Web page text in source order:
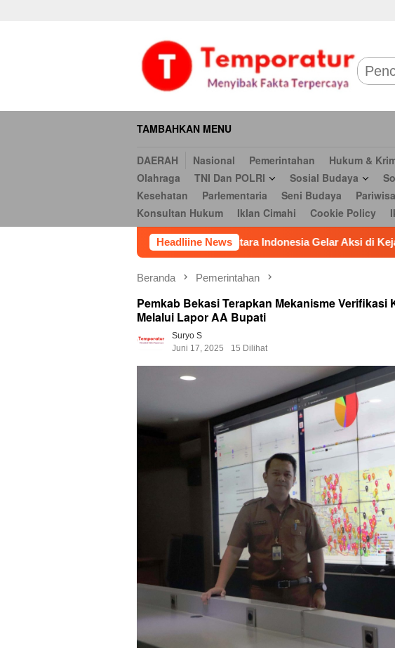
TAMBAHKAN MENU
DAERAH Nasional Pemerintahan Hukum &
Olahraga
TNI Dan POLRI Sosial Budaya
Kesehatan
Parlementaria Seni Budaya
Konsultan Hukum
Iklan Cimahi Cookie Policy
Headliine News
LSM Triga Nusantara Indonesia Gelar Aksi di Kejari Cikarang, Desak
Beranda Pemerintahan
Pemkab Bekasi Terapkan Mekanisme
Melalui Lapor AA Bupati
Suryo S
Juni 17, 2025
15 Dilihat
Religi
Cookie Policy Iklan Iklan